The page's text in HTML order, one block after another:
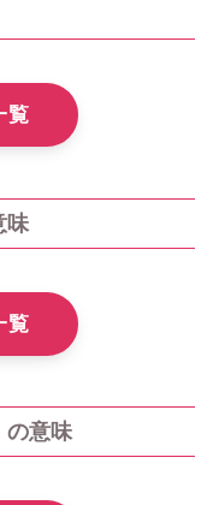
覧
味
覧
の意味